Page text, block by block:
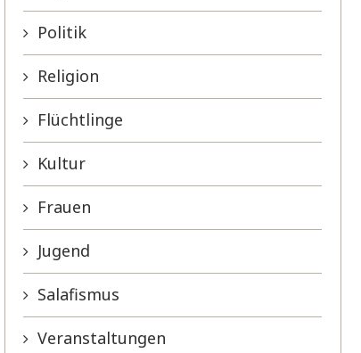
Politik
Religion
Flüchtlinge
Kultur
Frauen
Jugend
Salafismus
Veranstaltungen